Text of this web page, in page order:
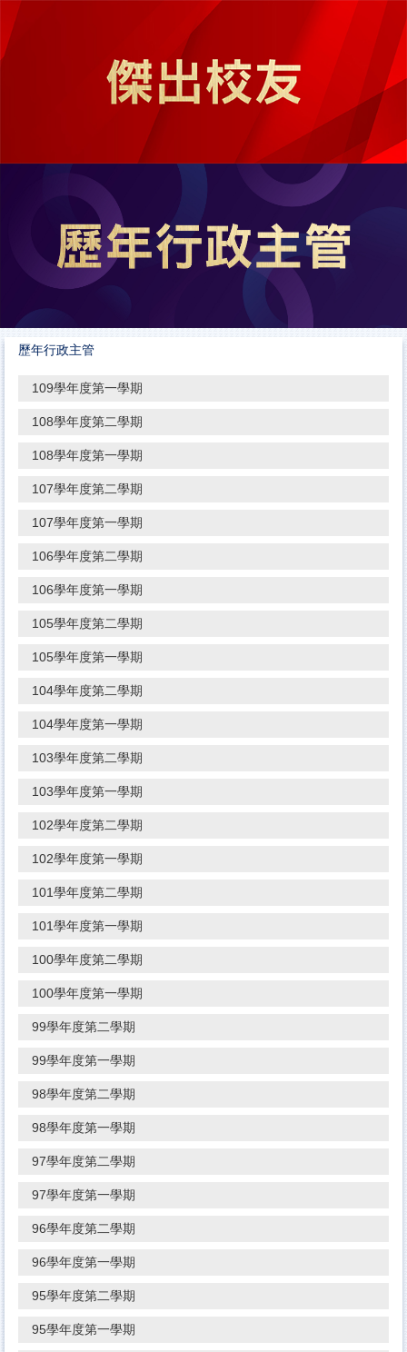
跳
到
歷年行政主管
109學年度第一學期
108學年度第二學期
108學年度第一學期
107學年度第二學期
107學年度第一學期
106學年度第二學期
106學年度第一學期
105學年度第二學期
105學年度第一學期
104學年度第二學期
104學年度第一學期
103學年度第二學期
103學年度第一學期
102學年度第二學期
102學年度第一學期
101學年度第二學期
101學年度第一學期
100學年度第二學期
100學年度第一學期
99學年度第二學期
99學年度第一學期
98學年度第二學期
98學年度第一學期
97學年度第二學期
97學年度第一學期
96學年度第二學期
96學年度第一學期
95學年度第二學期
95學年度第一學期